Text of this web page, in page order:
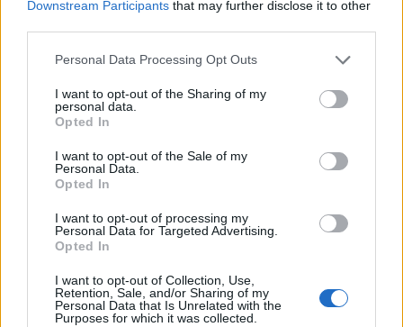
Downstream Participants that may further disclose it to other
Personal Data Processing Opt Outs
I want to opt-out of the Sharing of my
personal data.
Opted In
I want to opt-out of the Sale of my
Personal Data.
Opted In
I want to opt-out of processing my
Personal Data for Targeted Advertising.
Opted In
I want to opt-out of Collection, Use,
Retention, Sale, and/or Sharing of my
Personal Data that Is Unrelated with the
Purposes for which it was collected.
Questo il comunicato del Napoli
sull'allenamento:"Seduta mattitina per il
Napoli al Training Center.
Gli azzurri preparano il match contro il
Bologna in programma domenica allo Stadio
giornata di Serie A. La squadra si è allenata sul
campo 1 iniziando la sessione con
riscaldamento su circuito. Successivamente
esercitazioni di passing drill e lavoro tecnico.